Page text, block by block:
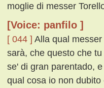
moglie di messer
[Voice: panfilo ]
[ 044 ] Alla qual
sarà, che questo che
se' di gran parentado,
qual cosa io non